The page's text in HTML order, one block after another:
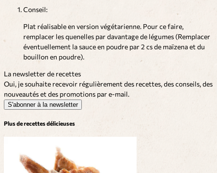
Conseil:
Plat réalisable en version végétarienne. Pour ce faire,
remplacer les quenelles par davantage de légumes (Remplacer
éventuellement la sauce en poudre par 2 cs de maïzena et du
bouillon en poudre).
La newsletter de recettes
Oui, je souhaite recevoir régulièrement des recettes, des conseils, des
nouveautés et des promotions par e-mail.
S'abonner à la newsletter
Plus de recettes délicieuses